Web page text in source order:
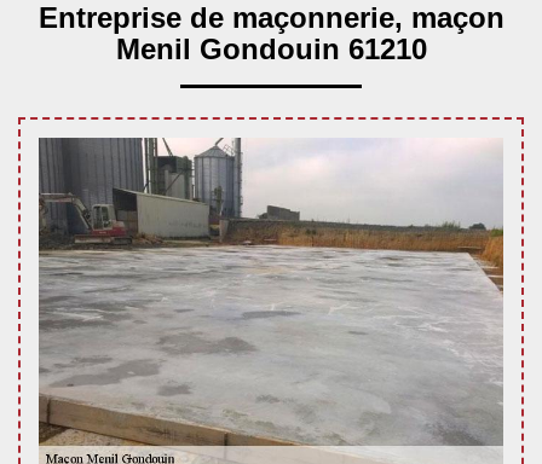
Entreprise de maçonnerie, maçon
Menil Gondouin 61210